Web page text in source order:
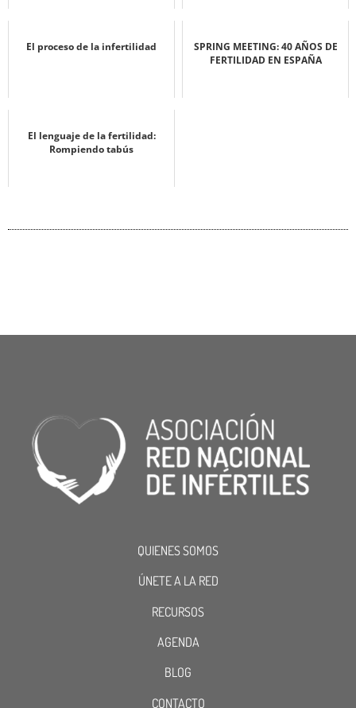
El proceso de la infertilidad
SPRING MEETING: 40 AÑOS DE
FERTILIDAD EN ESPAÑA
El lenguaje de la fertilidad:
Rompiendo tabús
QUIENES SOMOS
ÚNETE A LA RED
RECURSOS
AGENDA
BLOG
CONTACTO